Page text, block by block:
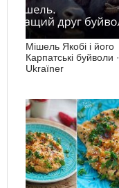
Мішель Якобі і його
Карпатські буйволи ·
Ukraїner